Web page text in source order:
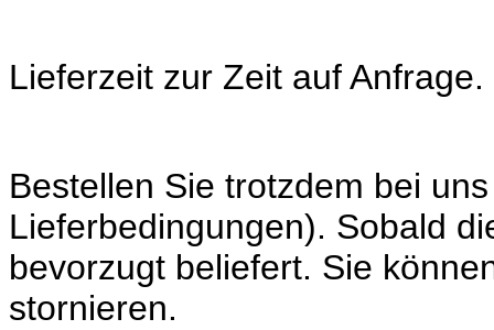
Lieferzeit zur Zeit auf Anfrage.
Bestellen Sie trotzdem bei
Lieferbedingungen). Sobald
bevorzugt beliefert. Sie
stornieren.